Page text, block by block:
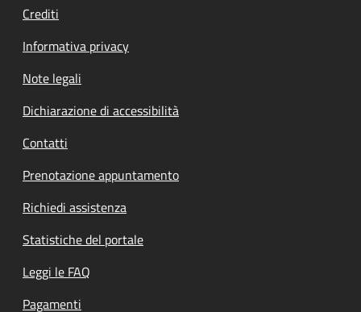
Crediti
Informativa privacy
Note legali
Dichiarazione di accessibilità
Contatti
Prenotazione appuntamento
Richiedi assistenza
Statistiche del portale
Leggi le FAQ
Pagamenti